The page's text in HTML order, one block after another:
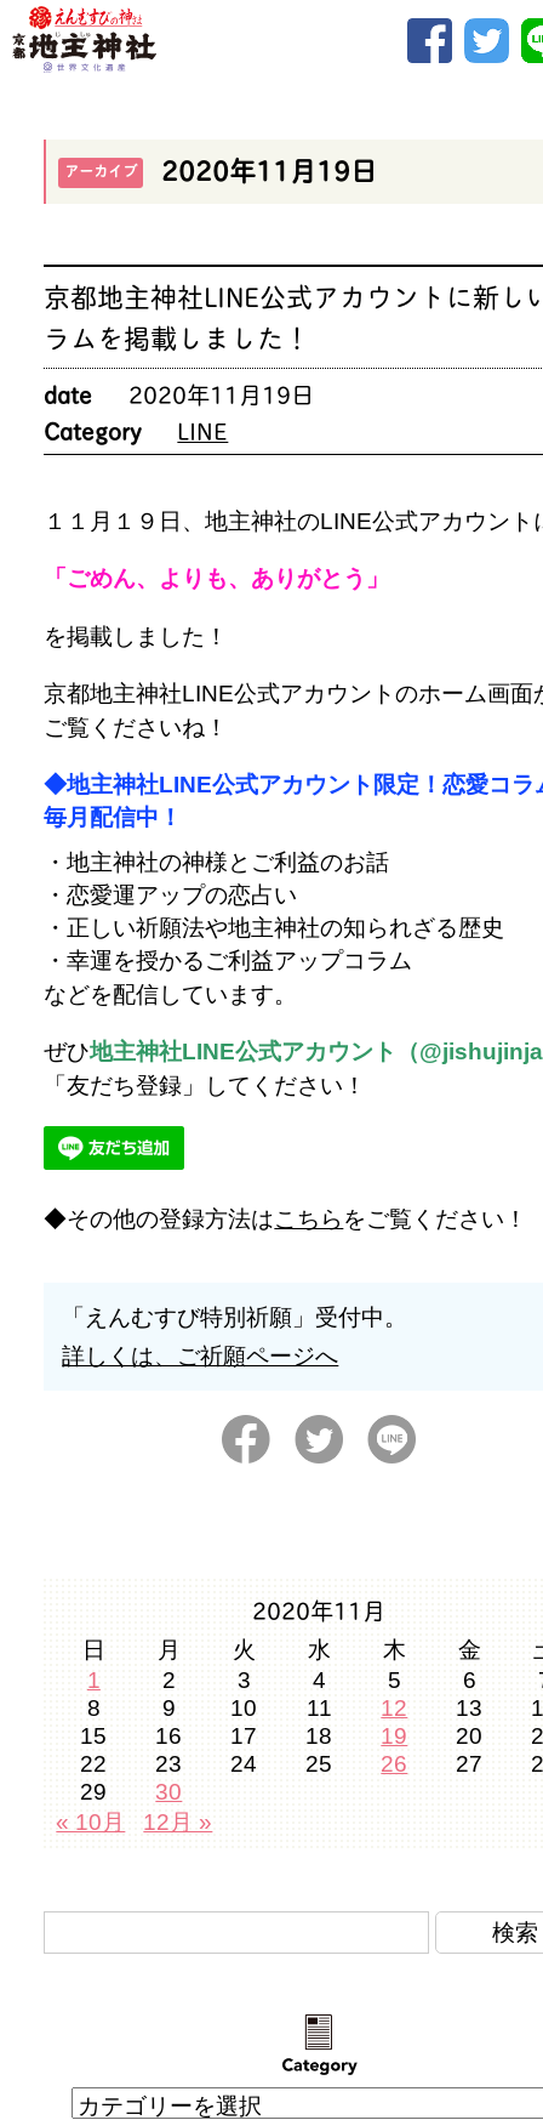
アーカイブ 2020年11月19日
京都地主神社LINE公式アカウントに新し
ラムを掲載しました！
date
2020年11月19日
Category
LINE
１１月１９日、地主神社のLINE公式アカウント
「ごめん、よりも、ありがとう」
を掲載しました！
京都地主神社LINE公式アカウントのホーム画面
ご覧くださいね！
◆地主神社LINE公式アカウント限定！恋愛コラ
毎月配信中！
・地主神社の神様とご利益のお話
・恋愛運アップの恋占い
・正しい祈願法や地主神社の知られざる歴史
・幸運を授かるご利益アップコラム
などを配信しています。
ぜひ地主神社LINE公式アカウント（
「友だち登録」してください！
その他の登録方法はこちら をご覧ください！
「えんむすび特別祈願」受付中。
詳しくは、ご祈願ページへ
2020年11月
日 月 火 水 木 金
1
2 3 4 5 6
8
9 10 11 12 13
15
16 17 18 19 20
22
23 24 25 26 27
29
30
« 10月
12月 »